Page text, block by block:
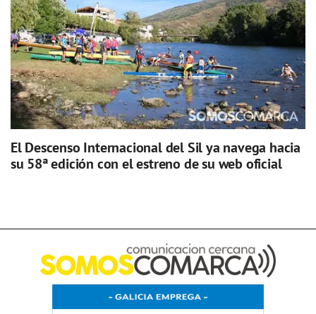
El Descenso Internacional del Sil ya navega hacia
su 58ª edición con el estreno de su web oficial